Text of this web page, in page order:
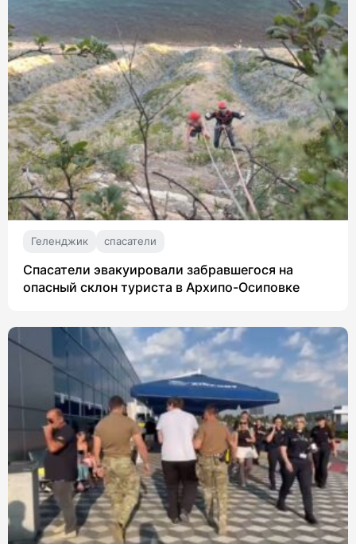
Геленджик спасатели
Спасатели эвакуировали забравшегося на
опасный склон туриста в Архипо-Осиповке